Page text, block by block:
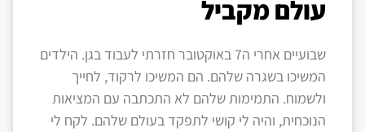
עולם מקביל
שבועיים אחרי ה7 באוקטובר חזרתי לעבוד בגן. הילדים
המשיכו בשגרה שלהם. הם המשיכו לרקוד, לחייך
ולשמוח. התמימות שלהם לא התכתבה עם המציאות
הנוכחית, והיה לי קושי לתפקד בעולם שלהם. לקח לי